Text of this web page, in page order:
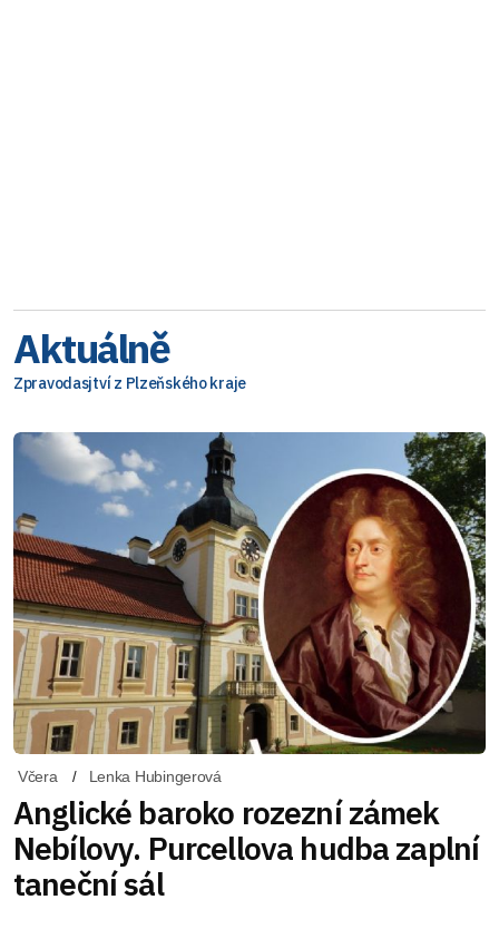
Aktuálně
Zpravodasjtví z Plzeňského kraje
Včera Lenka Hubingerová
Anglické baroko rozezní zámek
Nebílovy. Purcellova hudba zaplní
taneční sál